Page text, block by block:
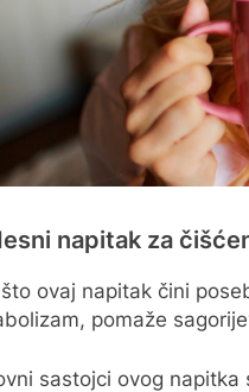
napitak za
ovaj napitak čini
pomaže
sastojci ovog